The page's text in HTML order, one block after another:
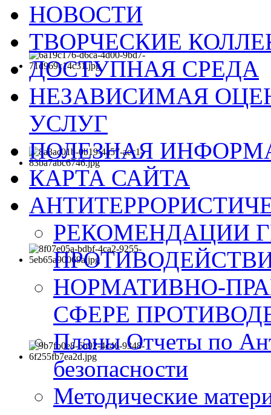
НОВОСТИ
ТВОРЧЕСКИЕ
ДОСТУПНАЯ СРЕДА
НЕЗАВИСИМАЯ
УСЛУГ
ПОЛЕЗНАЯ
КАРТА САЙТА
РЕКОМЕНДАЦИИ
НОРМАТИВНО-
СФЕРЕ
Планы Отчеты по
безопасности
Методические